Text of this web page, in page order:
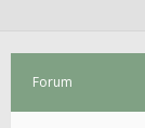
Forum